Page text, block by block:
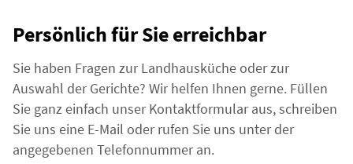
Persönlich für Sie erreichbar
Sie haben Fragen zur Landhausküche oder zur
Auswahl der Gerichte? Wir helfen Ihnen gerne. Füllen
Sie ganz einfach unser Kontaktformular aus, schreiben
Sie uns eine E-Mail oder rufen Sie uns unter der
angegebenen Telefonnummer an.